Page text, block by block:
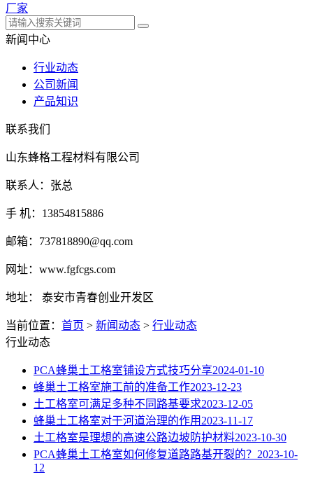
厂家
新闻中心
行业动态
公司新闻
产品知识
联系我们
山东蜂格工程材料有限公司
联系人：张总
手 机：13854815886
邮箱：737818890@qq.com
网址：www.fgfcgs.com
地址： 泰安市青春创业开发区
当前位置： 首页 > 新闻动态 > 行业动态
行业动态
PCA蜂巢土工格室铺设方式技巧分享2024-01-10
蜂巢土工格室施工前的准备工作2023-12-23
土工格室可满足多种不同路基要求2023-12-05
蜂巢土工格室对于河道治理的作用 2023-11-17
土工格室是理想的高速公路边坡防护材料2023-10-30
PCA蜂巢土工格室如何修复道路路基开裂的？ 2023-10-
12